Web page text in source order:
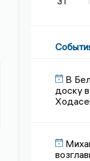
В
доску